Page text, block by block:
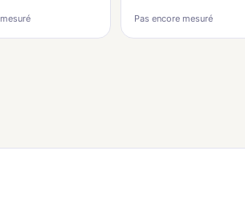
Pas encore mesuré